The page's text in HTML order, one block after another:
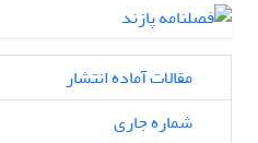
مقالات آماده انتشار
شماره جاری